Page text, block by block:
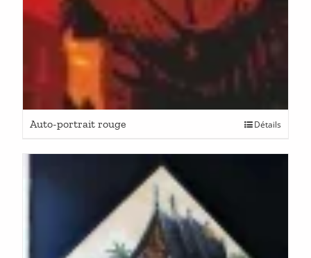
Auto-portrait rouge Détails